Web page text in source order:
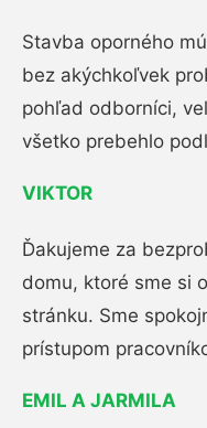
Stavba oporného
bez akýchkoľvek
pohľad odborníci,
všetko prebehlo
VIKTOR
Ďakujeme za
domu, ktoré sme si
stránku. Sme
prístupom
EMIL A JARMILA